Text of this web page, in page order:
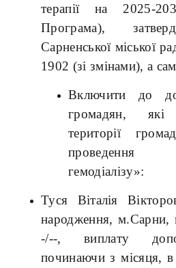
терапії на 2025-
Програма),
Сарненської міської
1902 (зі змінами), а
Включити до
громадян,
території
гемодіалізу»:
Туся Віталія
народження, м.Сарни,
-/--, виплату
починаючи з місяця,